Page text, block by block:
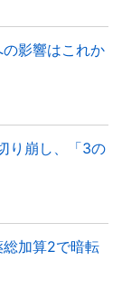
の影響はこれか
り崩し、「3の
総加算2で暗転